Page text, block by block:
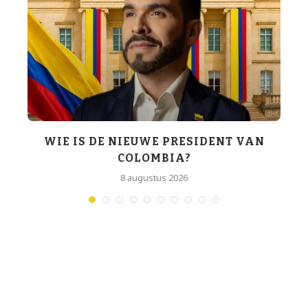
WIE IS DE NIEUWE PRESIDENT VAN
COLOMBIA?
8 augustus 2026